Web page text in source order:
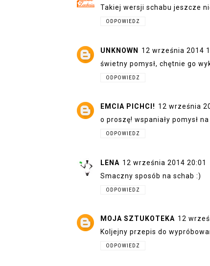
Takiej wersji schabu jeszcze
ODPOWIEDZ
UNKNOWN 12 września 2014
świetny pomysł, chętnie go
ODPOWIEDZ
EMCIA PICHCI! 12 września
o proszę! wspaniały pomysł
ODPOWIEDZ
LENA 12 września 2014 20:01
Smaczny sposób na schab :)
ODPOWIEDZ
MOJA SZTUKOTEKA 12
Koljejny przepis do
ODPOWIEDZ